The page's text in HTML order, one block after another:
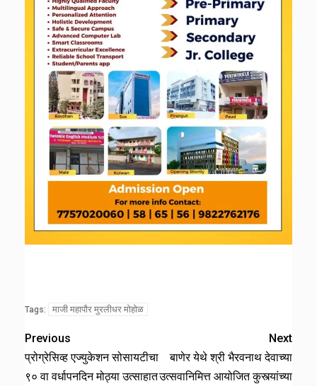
Tags: माजी महापौर मुरलीधर मोहोळ
Previous
प्रोग्रेसिव्ह एज्युकेशन सोसायटीचा
९० वा वर्धापनदिन मोठ्या उत्साहात
Next
बाणेर येथे श्री भैरवनाथ देवाच्या
उत्सवानिमित्त आयोजित कुस्त्यांच्या